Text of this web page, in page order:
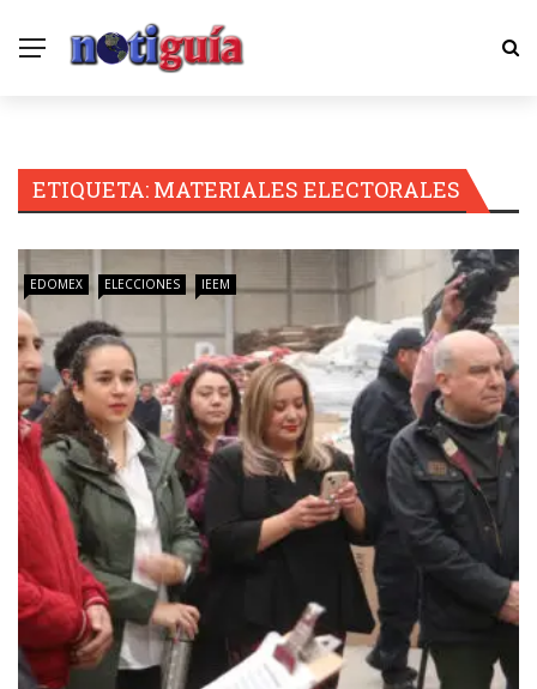
ETIQUETA: MATERIALES ELECTORALES
EDOMEX ELECCIONES IEEM